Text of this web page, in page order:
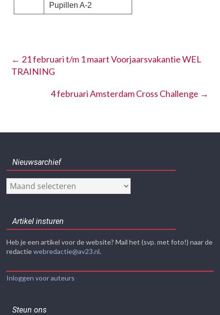
Pupillen A-2
← 21 februari t/m 1 maart Voorjaarsvakantie WEL
TRAINING
4 februari Amsterdam Cross Challenge →
Nieuwsarchief
Nieuwsarchief
Artikel insturen
Heb je een artikel voor de website? Mail het (svp. met foto!) naar de
redactiewebredactie@av23.nl.
Inloggen voor auteurs
Steun ons